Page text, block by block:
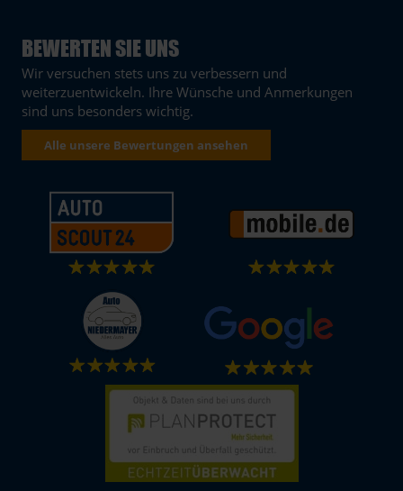
BEWERTEN SIE UNS
Wir versuchen stets uns zu verbessern und
weiterzuentwickeln. Ihre Wünsche und Anmerkungen
sind uns besonders wichtig.
Alle unsere Bewertungen ansehen